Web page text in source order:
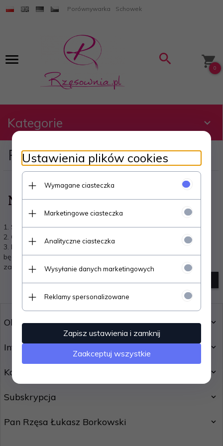
Porównywarka Schowek
0
Kategorie
Produkty w schowku:
Niestety nie znaleziono produktu!
1. Sprawdź poprawność zapytania i spróbuj ponownie.
2. Ogranicz szukane słowa do jednego lub dwóch.
3. Podaj ogólną nazwę produktu, którego szukasz. Później
będziesz mógł ograniczyć wyniki wyszukiwania korzystając z
zaawansowanych filtrów.
Obsługa klienta
Informacje
Kontakt
Subskrypcja
Pan Rzęsa Łukasz Borkowski
Ustawienia plików cookies
Wymagane ciasteczka
Marketingowe ciasteczka
Analityczne ciasteczka
Wysyłanie danych marketingowych
Reklamy spersonalizowane
Zapisz ustawienia i zamknij
Zaakceptuj wszystkie